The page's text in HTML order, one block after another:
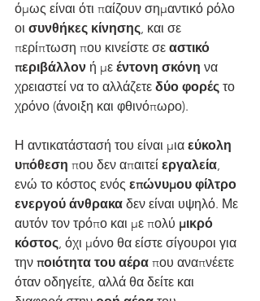
όμως είναι ότι παίζουν σημαντικό ρόλο
οι συνθήκες κίνησης, και σε
περίπτωση που κινείστε σε αστικό
περιβάλλον ή με έντονη σκόνη να
χρειαστεί να το αλλάζετε δύο φορές το
χρόνο (άνοιξη και φθινόπωρο).
Η αντικατάστασή του είναι μια εύκολη
υπόθεση που δεν απαιτεί εργαλεία,
ενώ το κόστος ενός επώνυμου φίλτρο
ενεργού άνθρακα δεν είναι υψηλό. Με
αυτόν τον τρόπο και με πολύ μικρό
κόστος, όχι μόνο θα είστε σίγουροι για
την ποιότητα του αέρα που αναπνέετε
όταν οδηγείτε, αλλά θα δείτε και